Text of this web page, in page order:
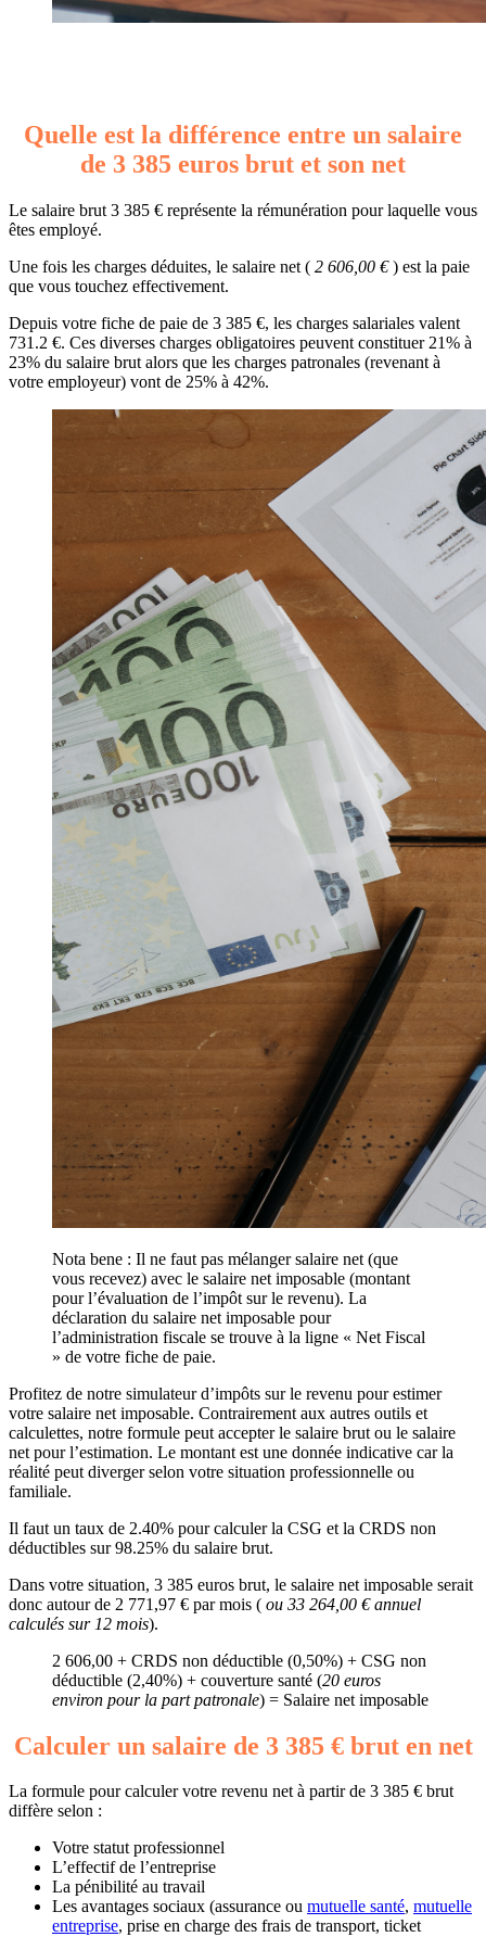
Quelle est la différence entre un salaire
de 3 385 euros brut et son net
Le salaire brut 3 385 € représente la rémunération pour laquelle vous
êtes employé.
Une fois les charges déduites, le salaire net ( 2 606,00 €) est la paie
que vous touchez effectivement.
Depuis votre fiche de paie de 3 385 €, les charges salariales valent
731.2 €. Ces diverses charges obligatoires peuvent constituer 21% à
23% du salaire brut alors que les charges patronales (revenant à
votre employeur) vont de 25% à 42%.
Nota bene : Il ne faut pas mélanger salaire net (que
vous recevez) avec le salaire net imposable (montant
pour l’évaluation de l’impôt sur le revenu). La
déclaration du salaire net imposable pour
l’administration fiscale se trouve à la ligne « Net Fiscal
» de votre fiche de paie.
Profitez de notre simulateur d’impôts sur le revenu pour estimer
votre salaire net imposable. Contrairement aux autres outils et
calculettes, notre formule peut accepter le salaire brut ou le salaire
net pour l’estimation. Le montant est une donnée indicative car la
réalité peut diverger selon votre situation professionnelle ou
familiale.
Il faut un taux de 2.40% pour calculer la CSG et la CRDS non
déductibles sur 98.25% du salaire brut.
Dans votre situation, 3 385 euros brut, le salaire net imposable serait
donc autour de 2 771,97 € par mois ( ou 33 264,00 € annuel
calculés sur 12 mois).
2 606,00 + CRDS non déductible (0,50%) + CSG non
déductible (2,40%) + couverture santé (20 euros
environ pour la part patronale) = Salaire net imposable
Calculer un salaire de 3 385 € brut en net
La formule pour calculer votre revenu net à partir de 3 385 € brut
diffère selon :
Votre statut professionnel
L’effectif de l’entreprise
La pénibilité au travail
Les avantages sociaux (assurance ou mutuelle santé, mutuelle
entreprise, prise en charge des frais de transport, ticket